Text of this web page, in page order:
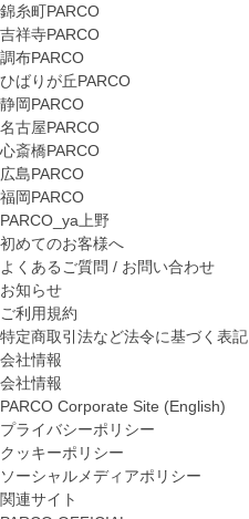
錦糸町PARCO
吉祥寺PARCO
調布PARCO
ひばりが丘PARCO
静岡PARCO
名古屋PARCO
心斎橋PARCO
広島PARCO
福岡PARCO
PARCO_ya上野
初めてのお客様へ
よくあるご質問 / お問い合わせ
お知らせ
ご利用規約
特定商取引法など法令に基づく表記
会社情報
会社情報
PARCO Corporate Site (English)
プライバシーポリシー
クッキーポリシー
ソーシャルメディアポリシー
関連サイト